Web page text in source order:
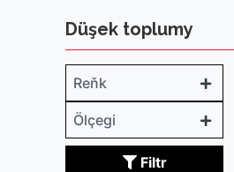
Düşek toplumy
Reňk
Ölçegi
Filtr